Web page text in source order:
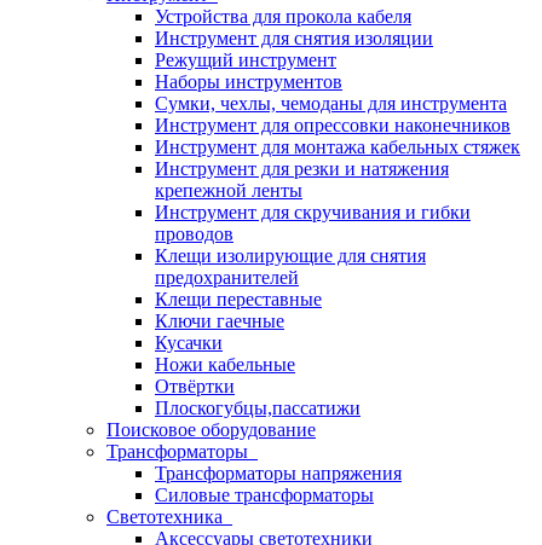
Устройства для прокола кабеля
Инструмент для снятия изоляции
Режущий инструмент
Наборы инструментов
Сумки, чехлы, чемоданы для инструмента
Инструмент для опрессовки наконечников
Инструмент для монтажа кабельных стяжек
Инструмент для резки и натяжения
крепежной ленты
Инструмент для скручивания и гибки
проводов
Клещи изолирующие для снятия
предохранителей
Клещи переставные
Ключи гаечные
Кусачки
Ножи кабельные
Отвёртки
Плоскогубцы,пассатижи
Поисковое оборудование
Трансформаторы
Трансформаторы напряжения
Силовые трансформаторы
Светотехника
Аксессуары светотехники